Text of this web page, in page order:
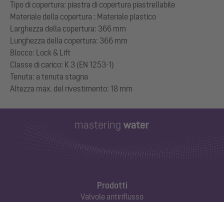
Tipo di copertura: piastra di copertura piastrellabile
Materiale della copertura : Materiale plastico
Larghezza della copertura: 366 mm
Lunghezza della copertura: 366 mm
Blocco: Lock & Lift
Classe di carico: K 3 (EN 1253-1)
Tenuta: a tenuta stagna
Prodotti
Valvole antiriflusso